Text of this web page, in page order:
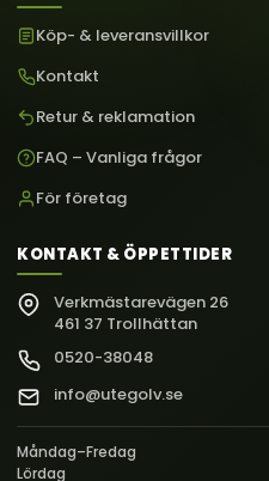
Köp- & leveransvillkor
Kontakt
Retur & reklamation
FAQ – Vanliga frågor
För företag
KONTAKT & ÖPPETTIDER
Verkmästarevägen 26
461 37 Trollhättan
0520-38048
info@utegolv.se
Måndag–Fredag
Lördag